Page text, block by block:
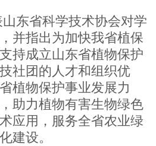
东省科学技术协会对学
并指出为加快我省植保
持成立山东省植物保护
社团的人才和组织优
植物保护事业发展力
助力植物有害生物绿色
应用，服务全省农业绿
建设。